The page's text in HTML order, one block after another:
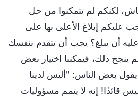
لكنكم لم تتمكنوا من حل
عليكم إبلاغ الأعلى بها على
أن يبلغ؟ يجب أن تتقدم بنفسك
ينجح ذلك، فيمكننا اختيار بعض
يقول بعض الناس: "أليس لدينا
قائدًا! إنه لا يتمم مسؤوليات